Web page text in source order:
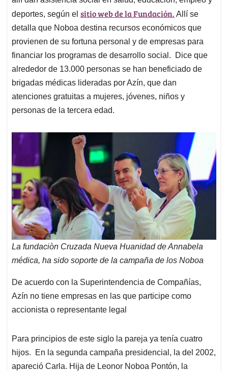
deportes, según el sitio web de la Fundación. Allí se
detalla que Noboa destina recursos económicos que
provienen de su fortuna personal y de empresas para
financiar los programas de desarrollo social. Dice que
alrededor de 13.000 personas se han beneficiado de
brigadas médicas lideradas por Azín, que dan
atenciones gratuitas a mujeres, jóvenes, niños y
personas de la tercera edad.
La fundaciòn Cruzada Nueva Huanidad de Annabela
médica, ha sido soporte de la campaña de los Noboa
De acuerdo con la Superintendencia de Compañías,
Azín no tiene empresas en las que participe como
accionista o representante legal
Para principios de este siglo la pareja ya tenía cuatro
hijos. En la segunda campaña presidencial, la del 2002,
apareció Carla. Hija de Leonor Noboa Pontón, la